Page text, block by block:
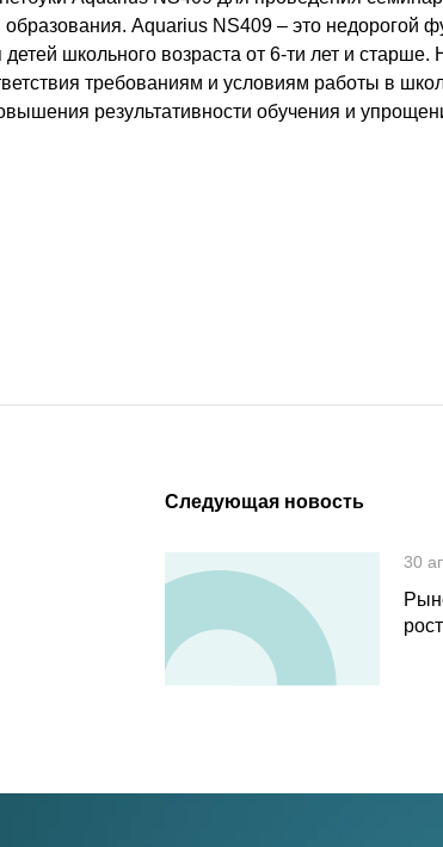
Aquarius NS409 – это недорогой
школьного возраста от 6-ти лет и старше.
требованиям и условиям работы в
результативности обучения и
Следующая новость
30